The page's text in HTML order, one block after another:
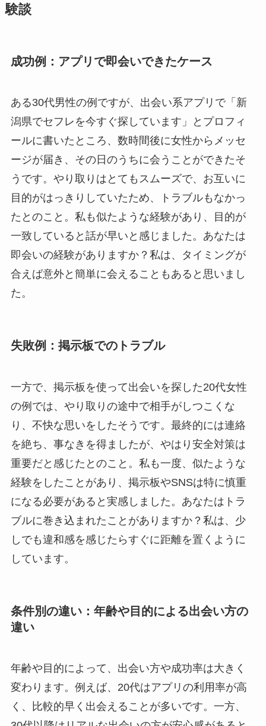
験談
成功例：アプリで即会いできたケース
ある30代男性の例ですが、出会い系アプリで「新
潟県でセフレを今すぐ探しています」とプロフィ
ールに書いたところ、数時間後に女性からメッセ
ージが届き、その日のうちに会うことができたそ
うです。やり取りはとてもスムーズで、お互いに
目的がはっきりしていたため、トラブルもなかっ
たとのこと。私も似たような経験があり、目的が
一致していると話が早いと感じました。あなたは
即会いの経験がありますか？私は、タイミングが
合えば意外と簡単に会えることもあると思いまし
た。
失敗例：掲示板でのトラブル
一方で、掲示板を使って出会いを探した20代女性
の例では、やり取りの途中で相手がしつこくな
り、不快な思いをしたそうです。最終的には連絡
を絶ち、事なきを得ましたが、やはり安全対策は
重要だと感じたとのこと。私も一度、似たような
経験をしたことがあり、掲示板やSNSは特に慎重
になる必要があると実感しました。あなたはトラ
ブルに巻き込まれたことがありますか？私は、少
しでも違和感を感じたらすぐに距離を置くように
しています。
条件別の違い：年齢や目的による出会い方の
違い
年齢や目的によって、出会い方や成功率は大きく
変わります。例えば、20代はアプリの利用率が高
く、比較的早く出会えることが多いです。一方、